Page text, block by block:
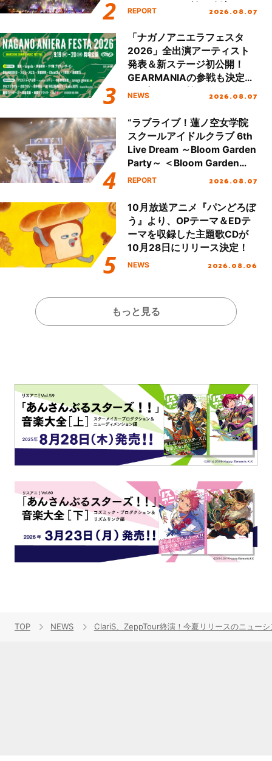
Party Stage／埼玉公演＞”
REPORT 2026.08.07
「ナガノアニエラフェスタ
2026」全出演アーティスト
発表＆新ステージ初公開！
GEARMANIAの参戦も決定
し、初となる第3ステージの
NEWS 2026.08.07
“ラブライブ！蓮ノ空女学院
スクールアイドルクラブ 6th
Live Dream ～Bloom Garden
Party～ ＜Bloom Garden
Party Stage／埼玉公演＞”
REPORT 2026.08.07
10月放送アニメ『パンどろぼ
う』より、OPテーマ＆EDテ
ーマを収録した主題歌CDが
10月28日にリリース決定！
NEWS 2026.08.06
もっと見る
TOP NEWS ClariS、ZeppTour終演！今夏リリースのニュー